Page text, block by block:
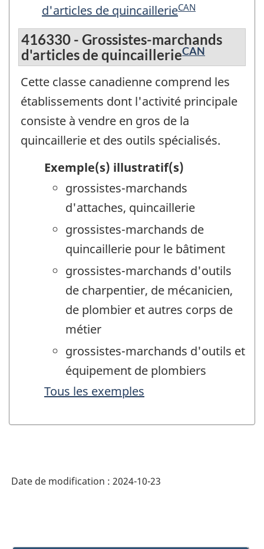
d'articles de quincaillerieCAN
416330 - Grossistes-marchands
d'articles de quincaillerieCAN
Cette classe canadienne comprend les
établissements dont l'activité principale
consiste à vendre en gros de la
quincaillerie et des outils spécialisés.
Exemple(s) illustratif(s)
grossistes-marchands
d'attaches, quincaillerie
grossistes-marchands de
quincaillerie pour le bâtiment
grossistes-marchands d'outils
de charpentier, de mécanicien,
de plombier et autres corps de
métier
grossistes-marchands d'outils et
équipement de plombiers
Tous les exemples
Date de modification : 2024-10-23